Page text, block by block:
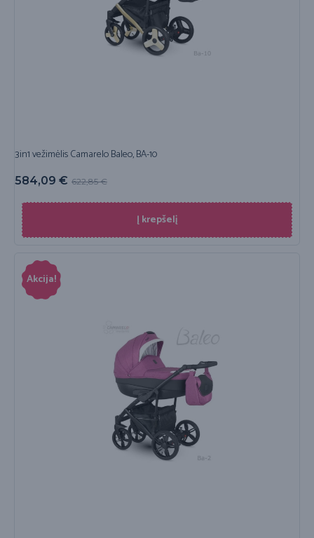
3in1 vežimėlis Camarelo Baleo, BA-10
622,85€
584,09 €
Į krepšelį
Akcija!